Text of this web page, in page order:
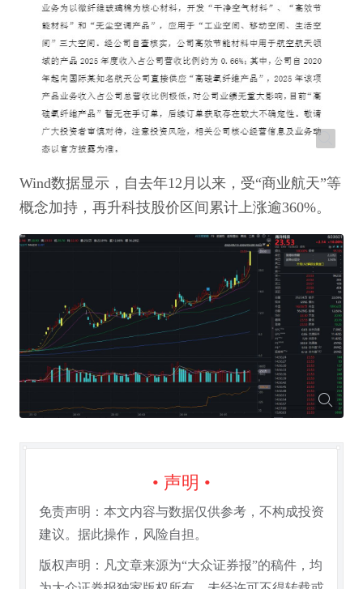
Wind数据显示，自去年12月以来，受“商业航天”等
概念加持，再升科技股价区间累计上涨逾360%。
• 声明 •
免责声明：本文内容与数据仅供参考，不构成投资
建议。据此操作，风险自担。
版权声明：凡文章来源为“大众证券报”的稿件，均